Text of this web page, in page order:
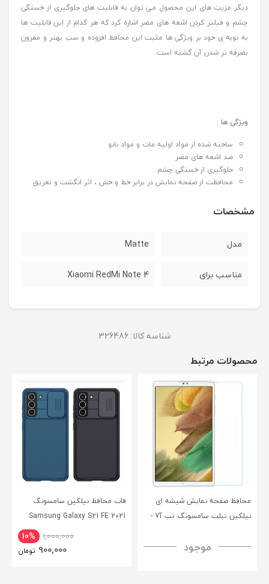
دیگر مزیت های این محصول می توان به قابلیت های جلوگیری از خستگی
چشم و فیلتر کردن اشعه های مضر اشاره کرد که هر کدام از این قابلیت ها
به نوبه ی خود بر ویژگی ها مثبت این محافظ افزوده و سب بهتر و مقرون
بصرفه تر شدن آن گشته است.
ویژگی ها :
ساخته شده از مواد اولیه مات و مواد نانو
ضد اشعه های مضر
جلوگیری از خستگی چشم
محافظت از صفحه نمایش در برابر خط و خش ، اثر انگشت و تعریق
مشخصات
مدل Matte
مناسب برای Xiaomi RedMi Note 4
شناسه کالا: 326486
محصولات مرتبط
محافظ صفحه نمایش شیشه ای
نیلکین تبلت سامسونگ تب آ7 -
H+ Anti-explosion Tempered
موجود
قاب محافظ نیلکین سامسونگ
Samsung Galaxy S21 FE 2021
10% 1,000,000
900,000 تومان